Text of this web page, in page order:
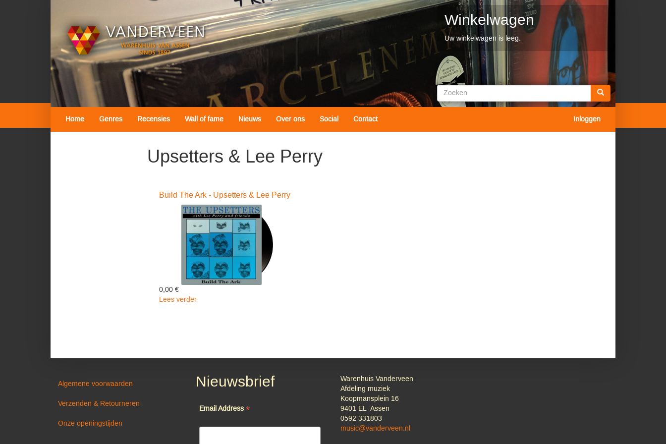
Winkelwagen
Uw winkelwagen is leeg.
Zoekveld
Zoeken
Home
Genres Recensies Wall of fame Nieuws Over ons Social Contact Inloggen
Upsetters & Lee Perry
Build The Ark - Upsetters & Lee Perry
0,00 €
Lees verder
&
Perry
Algemene voorwaarden
Verzenden & Retourneren
Onze openingstijden
Nieuwsbrief
Email Address*
Warenhuis Vanderveen
Afdeling muziek
Koopmansplein 16
9401 EL Assen
0592 331803
music@vanderveen.nl